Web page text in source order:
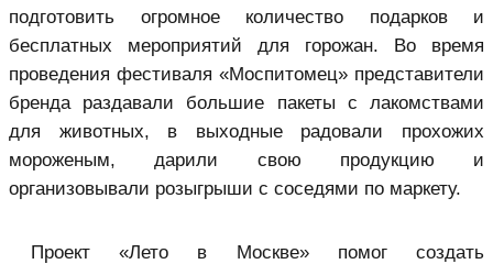
подготовить огромное количество подарков и
бесплатных мероприятий для горожан. Во время
проведения фестиваля «Моспитомец» представители
бренда раздавали большие пакеты с лакомствами
для животных, в выходные радовали прохожих
мороженым, дарили свою продукцию и
организовывали розыгрыши с соседями по маркету.
Проект «Лето в Москве» помог создать